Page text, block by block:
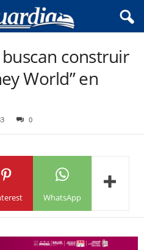
construir
World” en
0
WhatsApp